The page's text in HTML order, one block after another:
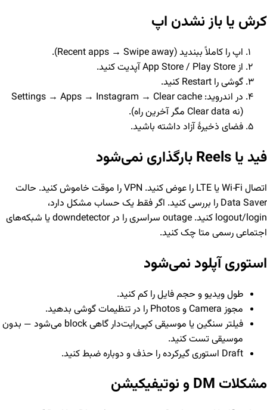
کرش یا باز نشدن اپ
اپ را کاملاً ببندید (Recent apps → Swipe away).
از App Store / Play Store آپدیت کنید.
گوشی را Restart کنید.
در اندروید: Settings → Apps → Instagram → Clear cache
(نه Clear data مگر آخرین راه).
فضای ذخیرهٔ آزاد داشته باشید.
فید یا Reels بارگذاری نمی‌شود
اتصال Wi‑Fi یا LTE را عوض کنید. VPN را موقت خاموش کنید. حالت
Data Saver را بررسی کنید. اگر فقط یک حساب مشکل دارد،
logout/login کنید. outage سراسری را در downdetector یا شبکه‌های
اجتماعی رسمی متا چک کنید.
استوری آپلود نمی‌شود
طول ویدیو و حجم فایل را کم کنید.
مجوز Camera و Photos را در تنظیمات گوشی بدهید.
فیلتر سنگین یا موسیقی کپی‌رایت‌دار گاهی block می‌شود — بدون
موسیقی تست کنید.
Draft استوری گیرکرده را حذف و دوباره ضبط کنید.
مشکلات DM و نوتیفیکیشن